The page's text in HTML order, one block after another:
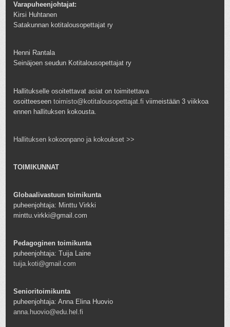
Varapuheenjohtajat:
Kirsi Huhtanen
Satakunnan kotitalousopettajat ry
Henni Rantala
Seinäjoen seudun Kotitalousopettajat ry
Hallitukselle osoitettavat asiat on toimitettava
osoitteeseentoimisto@kotitalousopettajat.fi viimeistään 3 viikkoa
ennen hallituksen kokousta.
Hallituksen kokoonpano ja kokoukset >>
TOIMIKUNNAT
Globaalivastuun toimikunta
puheenjohtaja: Minttu Virkki
minttu.virkki@gmail.com
Pedagoginen toimikunta
puheenjohtaja: Tuija Laine
tuija.koti@gmail.com
Senioritoimikunta
puheenjohtaja: Anna Elina Huovio
anna.huovio@edu.hel.fi